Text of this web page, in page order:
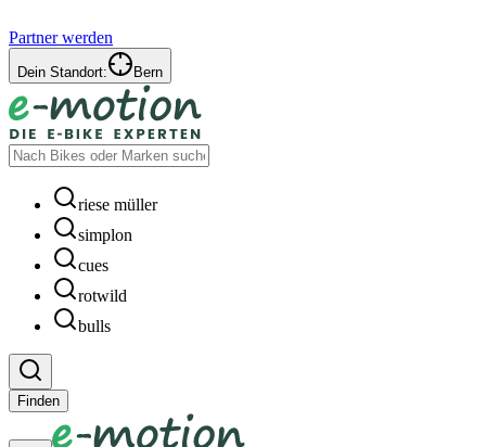
Partner werden
Dein Standort: Bern
riese müller
simplon
cues
rotwild
bulls
Finden